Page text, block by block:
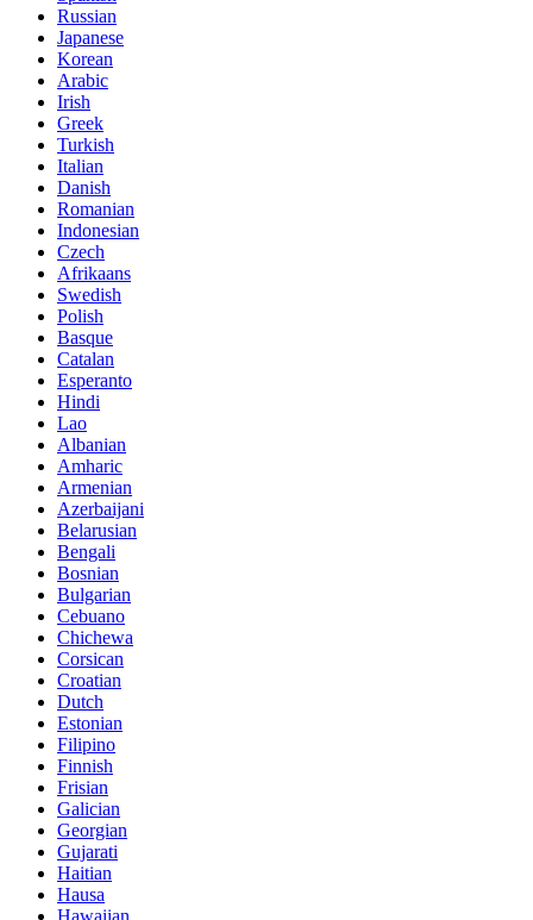
Russian
Japanese
Korean
Arabic
Irish
Greek
Turkish
Italian
Danish
Romanian
Indonesian
Czech
Afrikaans
Swedish
Polish
Basque
Catalan
Esperanto
Hindi
Lao
Albanian
Amharic
Armenian
Azerbaijani
Belarusian
Bengali
Bosnian
Bulgarian
Cebuano
Chichewa
Corsican
Croatian
Dutch
Estonian
Filipino
Finnish
Frisian
Galician
Georgian
Gujarati
Haitian
Hausa